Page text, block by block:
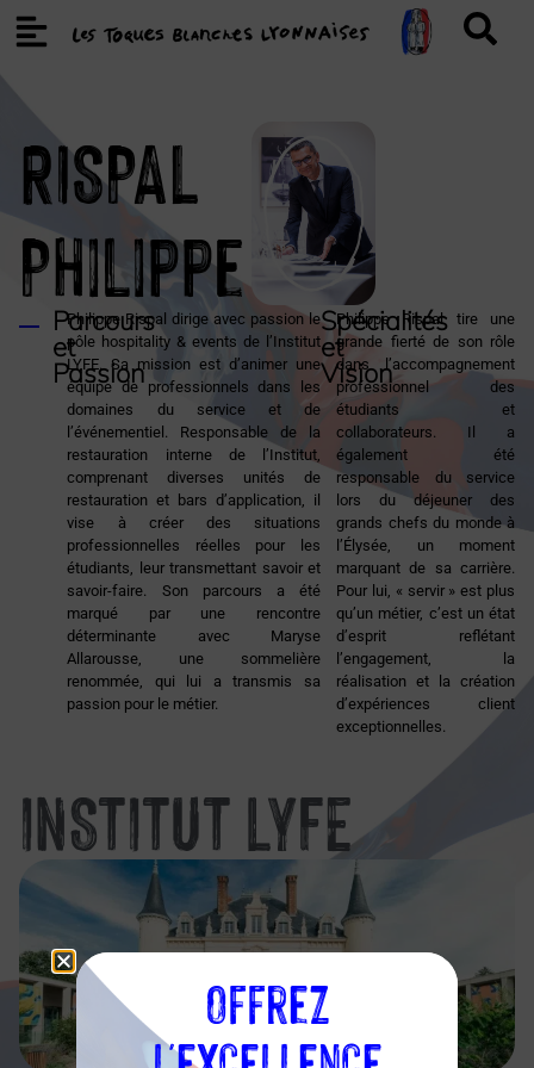
RISPAL
Philippe
Parcours
et
Passion
Philippe Rispal dirige avec passion le
pôle hospitality & events de l’Institut
LYFE. Sa mission est d’animer une
équipe de professionnels dans les
domaines du service et de
l’événementiel. Responsable de la
restauration interne de l’Institut,
comprenant diverses unités de
restauration et bars d’application, il
vise à créer des situations
professionnelles réelles pour les
étudiants, leur transmettant savoir et
savoir-faire. Son parcours a été
marqué par une rencontre
déterminante avec Maryse
Allarousse, une sommelière
renommée, qui lui a transmis sa
passion pour le métier.
Spécialités
et
Vision
Philippe Rispal tire une
grande fierté de son rôle
dans l’accompagnement
professionnel des
étudiants et
collaborateurs. Il a
également été
responsable du service
lors du déjeuner des
grands chefs du monde à
l’Élysée, un moment
marquant de sa carrière.
Pour lui, « servir » est plus
qu’un métier, c’est un état
d’esprit reflétant
l’engagement, la
réalisation et la création
d’expériences client
exceptionnelles.
INSTITUT LYFE
Offrez